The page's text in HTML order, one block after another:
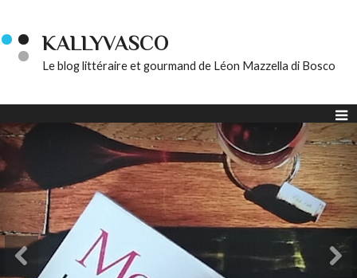
KALLYVASCO
Le blog littéraire et gourmand de Léon Mazzella di Bosco